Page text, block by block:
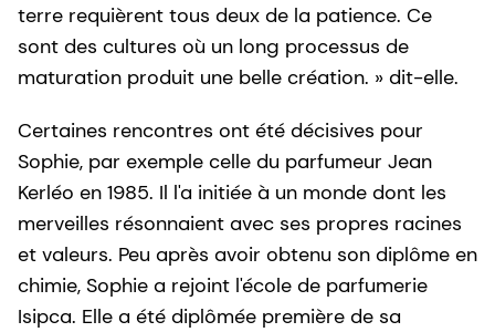
terre requièrent tous deux de la patience. Ce
sont des cultures où un long processus de
maturation produit une belle création. » dit-elle.
Certaines rencontres ont été décisives pour
Sophie, par exemple celle du parfumeur Jean
Kerléo en 1985. Il l'a initiée à un monde dont les
merveilles résonnaient avec ses propres racines
et valeurs. Peu après avoir obtenu son diplôme en
chimie, Sophie a rejoint l'école de parfumerie
Isipca. Elle a été diplômée première de sa